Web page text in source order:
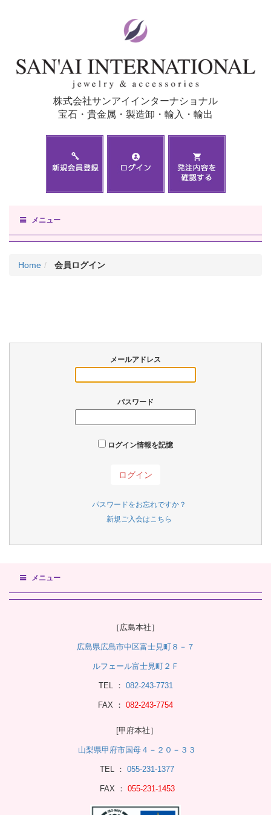
株式会社サンアイインターナショナル
宝石・貴金属・製造卸・輸入・輸出
メニュー
Home 会員ログイン
メールアドレス
パスワード
ログイン情報を記憶
パスワードをお忘れですか？
新規ご入会はこちら
メニュー
［広島本社］
広島県広島市中区富士見町８－７
ルフェール富士見町２Ｆ
TEL ： 082-243-7731
FAX ： 082-243-7754
[甲府本社］
山梨県甲府市国母４－２０－３３
TEL ： 055-231-1377
FAX ： 055-231-1453